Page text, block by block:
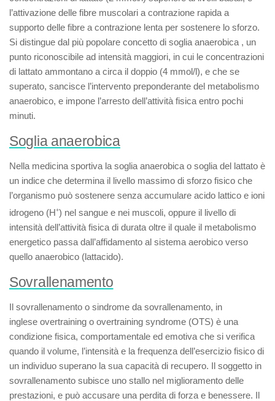
l’attivazione delle fibre muscolari a contrazione rapida a
supporto delle fibre a contrazione lenta per sostenere lo sforzo.
Si distingue dal più popolare concetto di soglia anaerobica , un
punto riconoscibile ad intensità maggiori, in cui le concentrazioni
di lattato ammontano a circa il doppio (4 mmol/l), e che se
superato, sancisce l’intervento preponderante del metabolismo
anaerobico, e impone l’arresto dell’attività fisica entro pochi
minuti.
Soglia anaerobica
Nella medicina sportiva la soglia anaerobica o soglia del lattato è
un indice che determina il livello massimo di sforzo fisico che
l’organismo può sostenere senza accumulare acido lattico e ioni
idrogeno (H+) nel sangue e nei muscoli, oppure il livello di
intensità dell’attività fisica di durata oltre il quale il metabolismo
energetico passa dall’affidamento al sistema aerobico verso
quello anaerobico (lattacido).
Sovrallenamento
Il sovrallenamento o sindrome da sovrallenamento, in
inglese overtraining o overtraining syndrome (OTS) è una
condizione fisica, comportamentale ed emotiva che si verifica
quando il volume, l’intensità e la frequenza dell’esercizio fisico di
un individuo superano la sua capacità di recupero. Il soggetto in
sovrallenamento subisce uno stallo nel miglioramento delle
prestazioni, e può accusare una perdita di forza e benessere. Il